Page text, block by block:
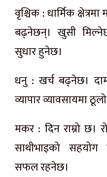
वृश्चिक : धार्मिक
बढ्नेछन्। खुसी
सुधार हुनेछ।
धनु : खर्च बढ्नेछ।
व्यापार व्यावसायमा
मकर : दिन राम्रो छ।
साथीभाइको सहयोग
सफल रहनेछ।